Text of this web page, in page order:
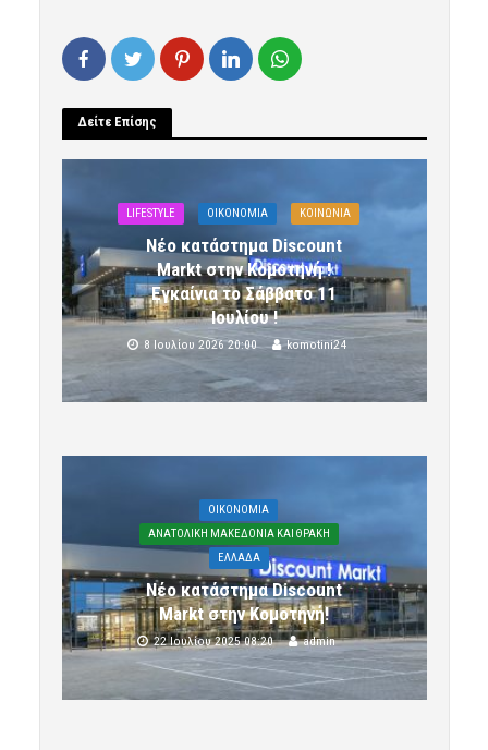
Δείτε Επίσης
LIFESTYLE OIKONOMIA ΚΟΙΝΩΝΙΑ
Νέο κατάστημα Discount
Markt στην Κομοτηνή !
Εγκαίνια το Σάββατο 11
Ιουλίου !
8 Ιουλίου 2026 20:00 komotini24
OIKONOMIA
ΑΝΑΤΟΛΙΚΗ ΜΑΚΕΔΟΝΙΑ ΚΑΙ ΘΡΑΚΗ
ΕΛΛΑΔΑ
Νέο κατάστημα Discount
Markt στην Κομοτηνή!
22 Ιουλίου 2025 08:20 admin